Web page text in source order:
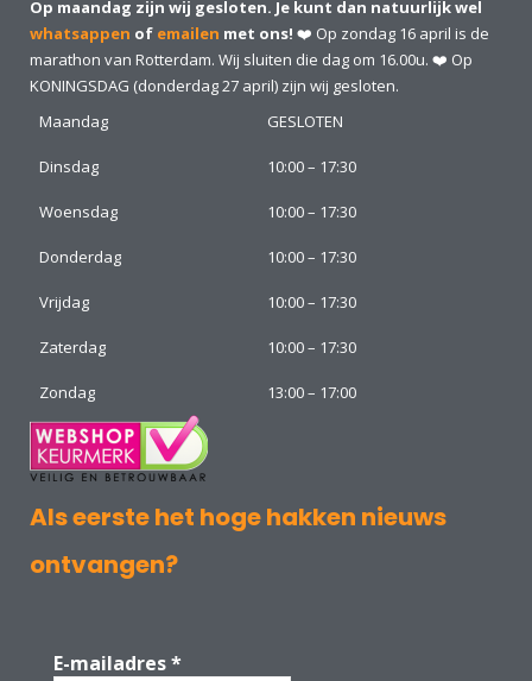
Op maandag zijn wij gesloten. Je kunt dan natuurlijk wel
whatsappen of emailen met ons! ❤️ Op zondag 16 april is de
marathon van Rotterdam. Wij sluiten die dag om 16.00u. ❤️ Op
KONINGSDAG (donderdag 27 april) zijn wij gesloten.
Maandag
GESLOTEN
Dinsdag 10:00 – 17:30
Woensdag 10:00 – 17:30
Donderdag 10:00 – 17:30
Vrijdag 10:00 – 17:30
Zaterdag 10:00 – 17:30
Zondag 13:00 – 17:00
Als eerste het hoge hakken nieuws
ontvangen?
E-mailadres*